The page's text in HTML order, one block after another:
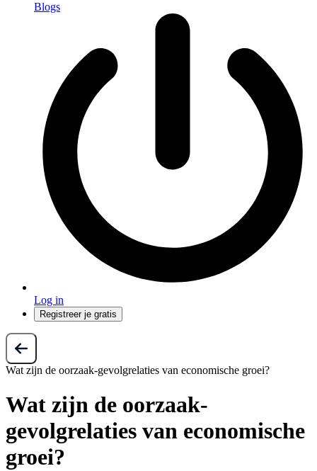
Blogs
Log in
Registreer je gratis
Wat zijn de oorzaak-gevolgrelaties van economische groei?
Wat zijn de oorzaak-
gevolgrelaties van economische
groei?